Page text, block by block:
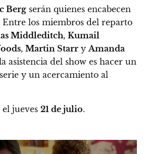
Berg serán quienes encabecen
Entre los miembros del reparto
Middleditch, Kumail
, Martin Starr yAmanda
asistencia del show es hacer un
y un acercamiento al
jueves 21 de julio.